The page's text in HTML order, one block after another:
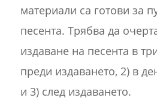
материали са готови за
песента. Трябва да
издаване на песента в
преди издаването, 2) в
и 3) след издаването.